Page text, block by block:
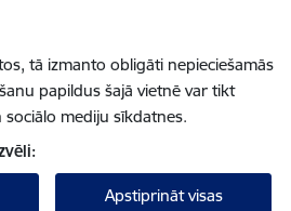
tā izmanto obligāti nepieciešamās
papildus šajā vietnē var tikt
mediju sīkdatnes.
Apstiprināt visas